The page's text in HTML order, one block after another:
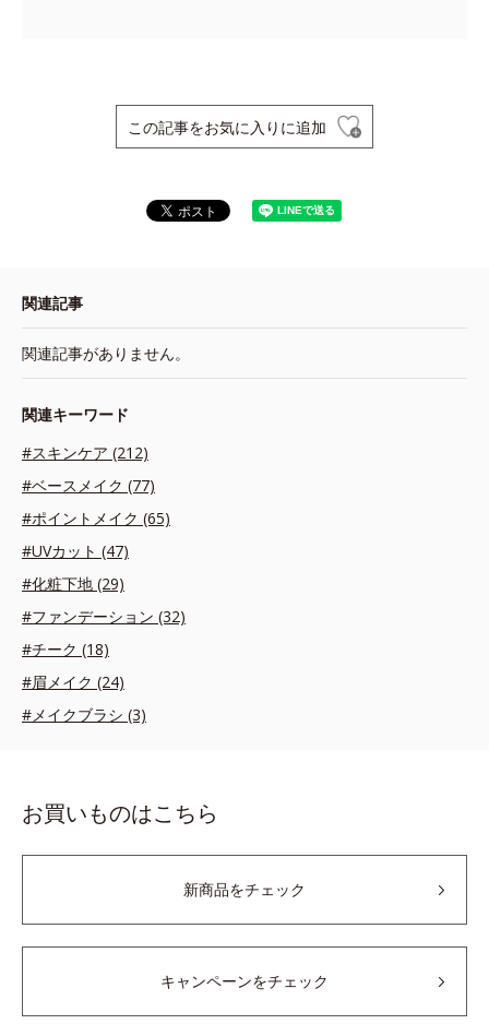
この記事をお気に入りに追加
関連記事
関連記事がありません。
関連キーワード
#スキンケア (212)
#ベースメイク (77)
#ポイントメイク (65)
#UVカット (47)
#化粧下地 (29)
#ファンデーション (32)
#チーク (18)
#眉メイク (24)
#メイクブラシ (3)
お買いものはこちら
新商品をチェック
キャンペーンをチェック